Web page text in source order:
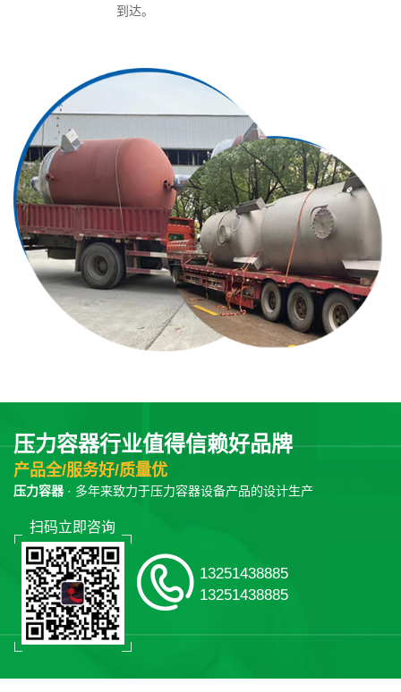
到达。
压力容器行业值得信赖好品牌
产品全/服务好/质量优
压力容器· 多年来致力于压力容器设备产品的设计生产
扫码立即咨询
13251438885
13251438885